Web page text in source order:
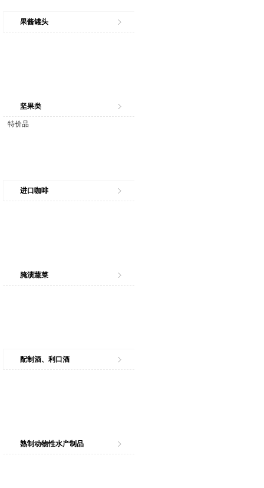
果酱罐头
坚果类
特价品
进口咖啡
腌渍蔬菜
配制酒、利口酒
熟制动物性水产制品